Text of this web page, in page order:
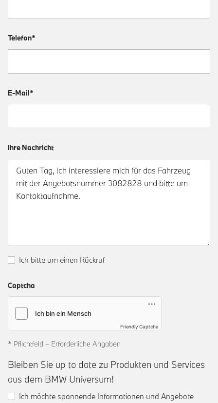
Telefon*
E-Mail*
Ihre Nachricht
Ich bitte um einen Rückruf
Captcha
Friendly Captcha
* Pflichtfeld – Erforderliche Angaben
Bleiben Sie up to date zu Produkten und Services
aus dem BMW Universum!
Ich möchte spannende Informationen und Angebote